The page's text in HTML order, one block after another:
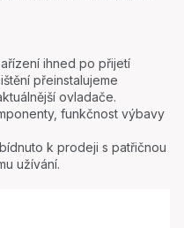
ihned po přijetí
přeinstalujeme
ovladače.
funkčnost výbavy
k prodeji s patřičnou
užívání.